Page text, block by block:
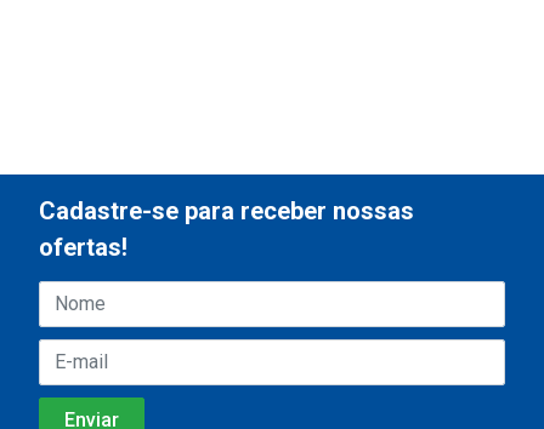
Cadastre-se para receber nossas
ofertas!